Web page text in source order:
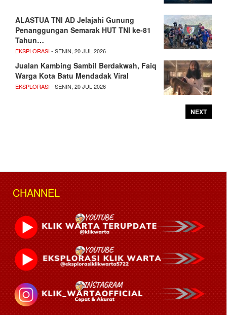
ALASTUA TNI AD Jelajahi Gunung
Penanggungan Semarak HUT TNI ke-81
Tahun…
EKSPLORASI- SENIN, 20 JUL 2026
Jualan Kambing Sambil Berdakwah, Faiq
Warga Kota Batu Mendadak Viral
EKSPLORASI- SENIN, 20 JUL 2026
NEXT
CHANNEL